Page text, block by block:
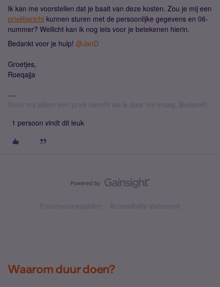
Ik kan me voorstellen dat je baalt van deze kosten. Zou je mij een
privébericht kunnen sturen met de persoonlijke gegevens en 06-
nummer? Wellicht kan ik nog iets voor je betekenen hierin.
Bedankt voor je hulp! @JanD
Groetjes,
Roeqajja
Stuur mij alleen een privé bericht als ik daar om vraag. Bedankt!
1 persoon vindt dit leuk
Forumvoorwaarden Accessibility statement
Waarom duur doen?